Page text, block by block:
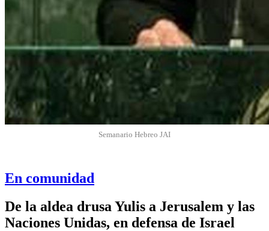
Semanario Hebreo JAI
En comunidad
De la aldea drusa Yulis a Jerusalem y las
Naciones Unidas, en defensa de Israel